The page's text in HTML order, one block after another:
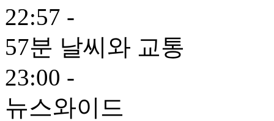
22:57 -
57분 날씨와 교통
23:00 -
뉴스와이드